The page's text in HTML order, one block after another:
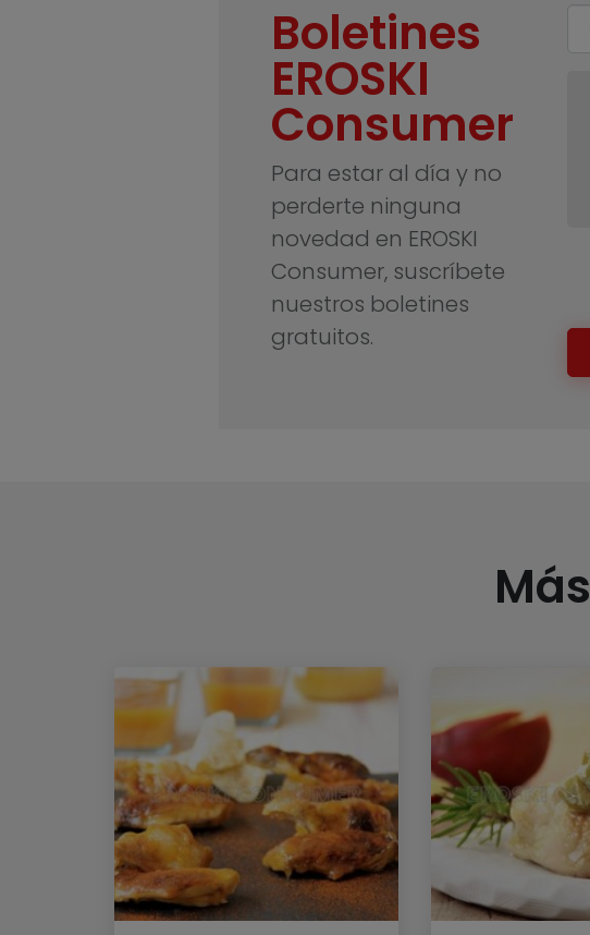
Boletines
EROSKI
Consumer
Para estar al día y no
perderte ninguna
novedad en EROSKI
Consumer, suscríbete
nuestros boletines
gratuitos.